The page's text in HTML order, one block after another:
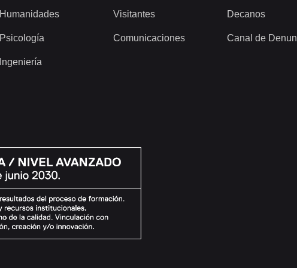
Humanidades
Psicología
Ingeniería
Visitantes
Comunicaciones
Decanos
Canal de